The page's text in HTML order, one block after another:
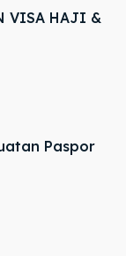
VISA HAJI &
Paspor